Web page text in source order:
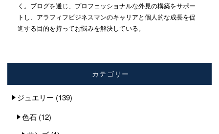
く。ブログを通じ、プロフェッショナルな外見の構築をサポー
トし、アラフィフビジネスマンのキャリアと個人的な成長を促
進する目的を持ってお悩みを解決している。
カテゴリー
ジュエリー (139)
色石 (12)